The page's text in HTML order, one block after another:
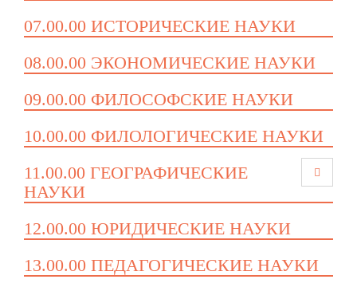
07.00.00 ИСТОРИЧЕСКИЕ НАУКИ
08.00.00 ЭКОНОМИЧЕСКИЕ НАУКИ
09.00.00 ФИЛОСОФСКИЕ НАУКИ
10.00.00 ФИЛОЛОГИЧЕСКИЕ НАУКИ
11.00.00 ГЕОГРАФИЧЕСКИЕ
НАУКИ
12.00.00 ЮРИДИЧЕСКИЕ НАУКИ
13.00.00 ПЕДАГОГИЧЕСКИЕ НАУКИ